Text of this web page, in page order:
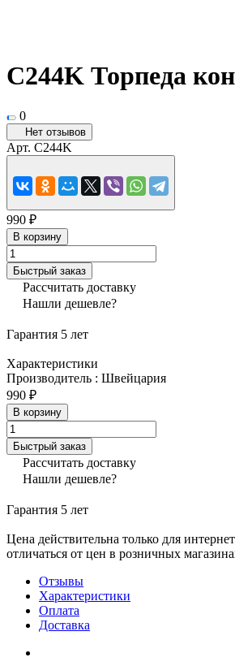
C244K Торпеда
0
Нет отзывов
Арт. C244K
990 ₽
В корзину
Быстрый заказ
Рассчитать доставку
Нашли дешевле?
Гарантия 5 лет
Характеристики
Производитель : Швейцария
990 ₽
В корзину
Быстрый заказ
Рассчитать доставку
Нашли дешевле?
Гарантия 5 лет
Цена действительна только для
отличаться от цен в розничных
Отзывы
Характеристики
Оплата
Доставка